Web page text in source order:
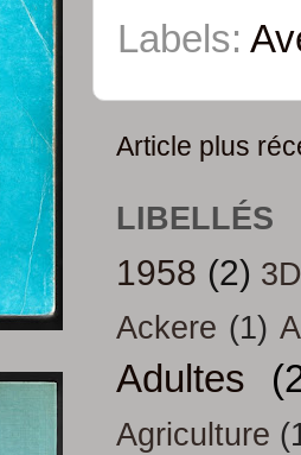
Labels:
Article plus
LIBELLÉS
1958 (2)
Ackere (1)
Adultes
Agriculture